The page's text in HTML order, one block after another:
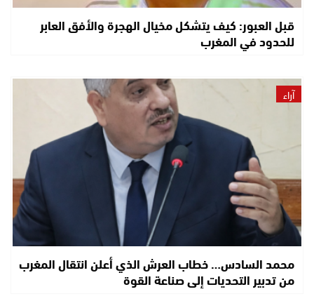
قبل العبور: كيف يتشكل مخيال الهجرة والأفق العابر
للحدود في المغرب
آراء
محمد السادس… خطاب العرش الذي أعلن انتقال المغرب
من تدبير التحديات إلى صناعة القوة